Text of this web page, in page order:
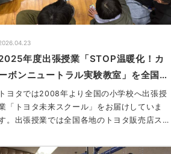
年度出張授業「STOP温暖化！カ
ボンニュートラル実験教室」を全国の
小学校で実施しました！
トヨタでは2008年より全国の小学校へ出張授
「トヨタ未来スクール」をお届けしていま
。出張授業では全国各地のトヨタ販売店ス
396校で3種類の特別授業を実施しました。